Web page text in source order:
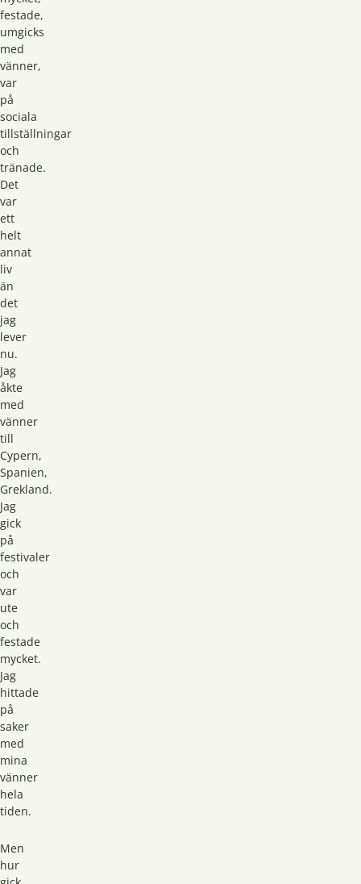
festade,
umgicks
med
vänner,
var
på
sociala
tillställningar
och
tränade.
Det
var
ett
helt
annat
liv
än
det
jag
lever
nu.
Jag
åkte
med
vänner
till
Cypern,
Spanien,
Grekland.
Jag
gick
på
festivaler
och
var
ute
och
festade
mycket.
Jag
hittade
på
saker
med
mina
vänner
hela
tiden.
Men
hur